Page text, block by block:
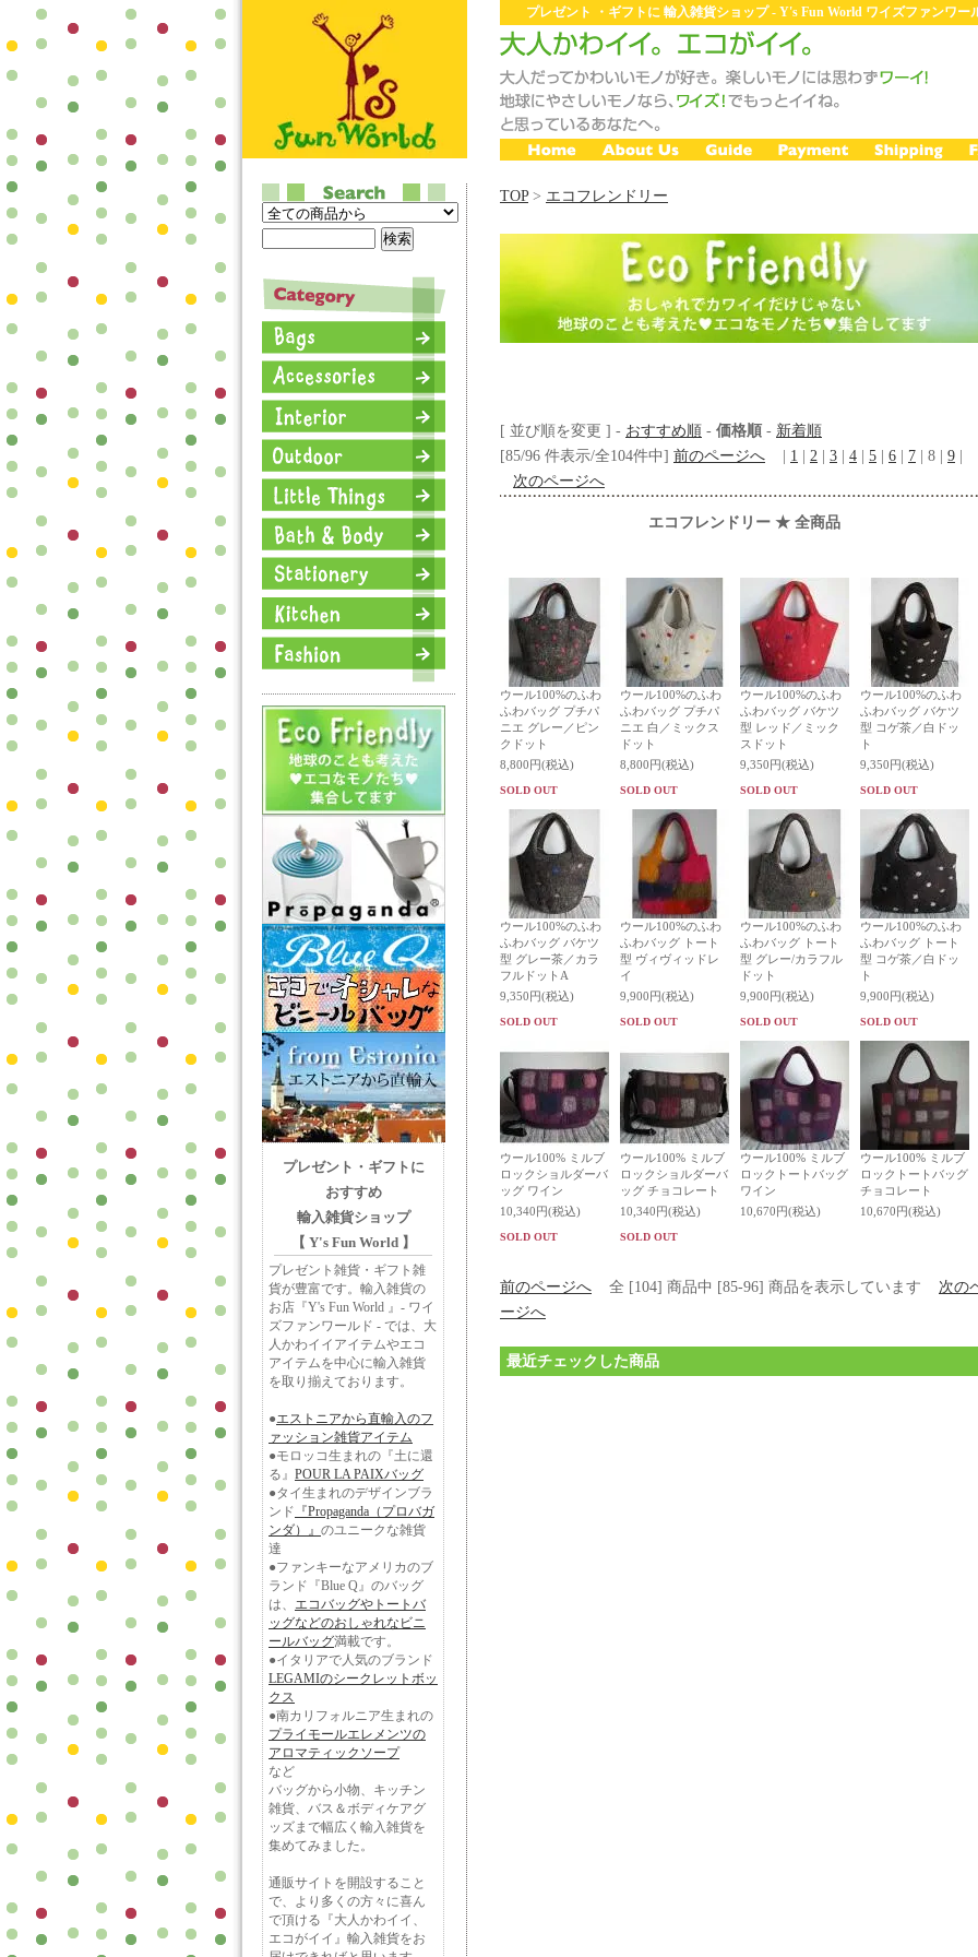
プレゼント ・ギフトに 輸入雑貨ショップ - Y's Fun World ワイズファンワー
TOP> エコフレンドリー
[ 並び順を変更 ] - おすすめ順 - 価格順 - 新着順
[85/96 件表示/全104件中] 前のページへ | 1 | 2 | 3 | 4 | 5 | 6 | 7 | 8 | 9 |
次のページへ
エコフレンドリー ★ 全商品
ウール100%のふわ
ふわバッグ プチパ
ニエ グレー／ピン
クドット
8,800円(税込)
SOLD OUT
ウール100%のふわ
ふわバッグ プチパ
ニエ 白／ミックス
ドット
8,800円(税込)
SOLD OUT
ウール100%のふわ
ふわバッグ バケツ
型 レッド／ミック
スドット
9,350円(税込)
SOLD OUT
ウール100%のふわ
ふわバッグ バケツ
型 コゲ茶／白ドッ
ト
9,350円(税込)
SOLD OUT
ウール100%のふわ
ふわバッグ バケツ
型 グレー茶／カラ
フルドットA
9,350円(税込)
SOLD OUT
ウール100%のふわ
ふわバッグ トート
型 ヴィヴィッドレ
イ
9,900円(税込)
SOLD OUT
ウール100%のふわ
ふわバッグ トート
型 グレー/カラフル
ドット
9,900円(税込)
SOLD OUT
ウール100%のふわ
ふわバッグ トート
型 コゲ茶／白ドッ
ト
9,900円(税込)
SOLD OUT
ウール100% ミルブ
ロックショルダーバ
ッグ ワイン
10,340円(税込)
SOLD OUT
ウール100% ミルブ
ロックショルダーバ
ッグ チョコレート
10,340円(税込)
SOLD OUT
ウール100% ミルブ
ロックトートバッグ
ワイン
10,670円(税込)
ウール100% ミルブ
ロックトートバッグ
チョコレート
10,670円(税込)
前のページへ 全 [104] 商品中 [85-96] 商品を表示しています 次の
ージへ
最近チェックした商品
プレゼント・ギフトに
おすすめ
輸入雑貨ショップ
【 Y's Fun World 】
プレゼント雑貨・ギフト雑
貨が豊富です。輸入雑貨の
お店『Y's Fun World 』- ワイ
ズファンワールド - では、大
人かわイイアイテムやエコ
アイテムを中心に輸入雑貨
を取り揃えております。
●エストニアから直輸入のフ
ァッション雑貨アイテム
●モロッコ生まれの『土に還
る』 POUR LA PAIXバッグ
●タイ生まれのデザインブラ
ンド 『Propaganda（プロバガ
ンダ）』 のユニークな雑貨
達
●ファンキーなアメリカのブ
ランド『Blue Q』のバッグ
は、 エコバッグやトートバ
ッグなどのおしゃれなビニ
ールバッグ満載です。
●イタリアで人気のブランド
LEGAMIのシークレットボッ
クス
●南カリフォルニア生まれの
プライモールエレメンツの
アロマティックソープ
など
バッグから小物、キッチン
雑貨、バス＆ボディケアグ
ッズまで幅広く輸入雑貨を
集めてみました。
通販サイトを開設すること
で、より多くの方々に喜ん
で頂ける『大人かわイイ、
エコがイイ』輸入雑貨をお